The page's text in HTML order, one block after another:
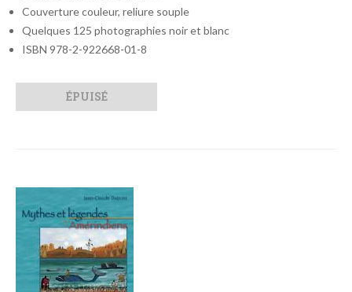
Couverture couleur, reliure souple
Quelques 125 photographies noir et blanc
ISBN 978-2-922668-01-8
ÉPUISÉ